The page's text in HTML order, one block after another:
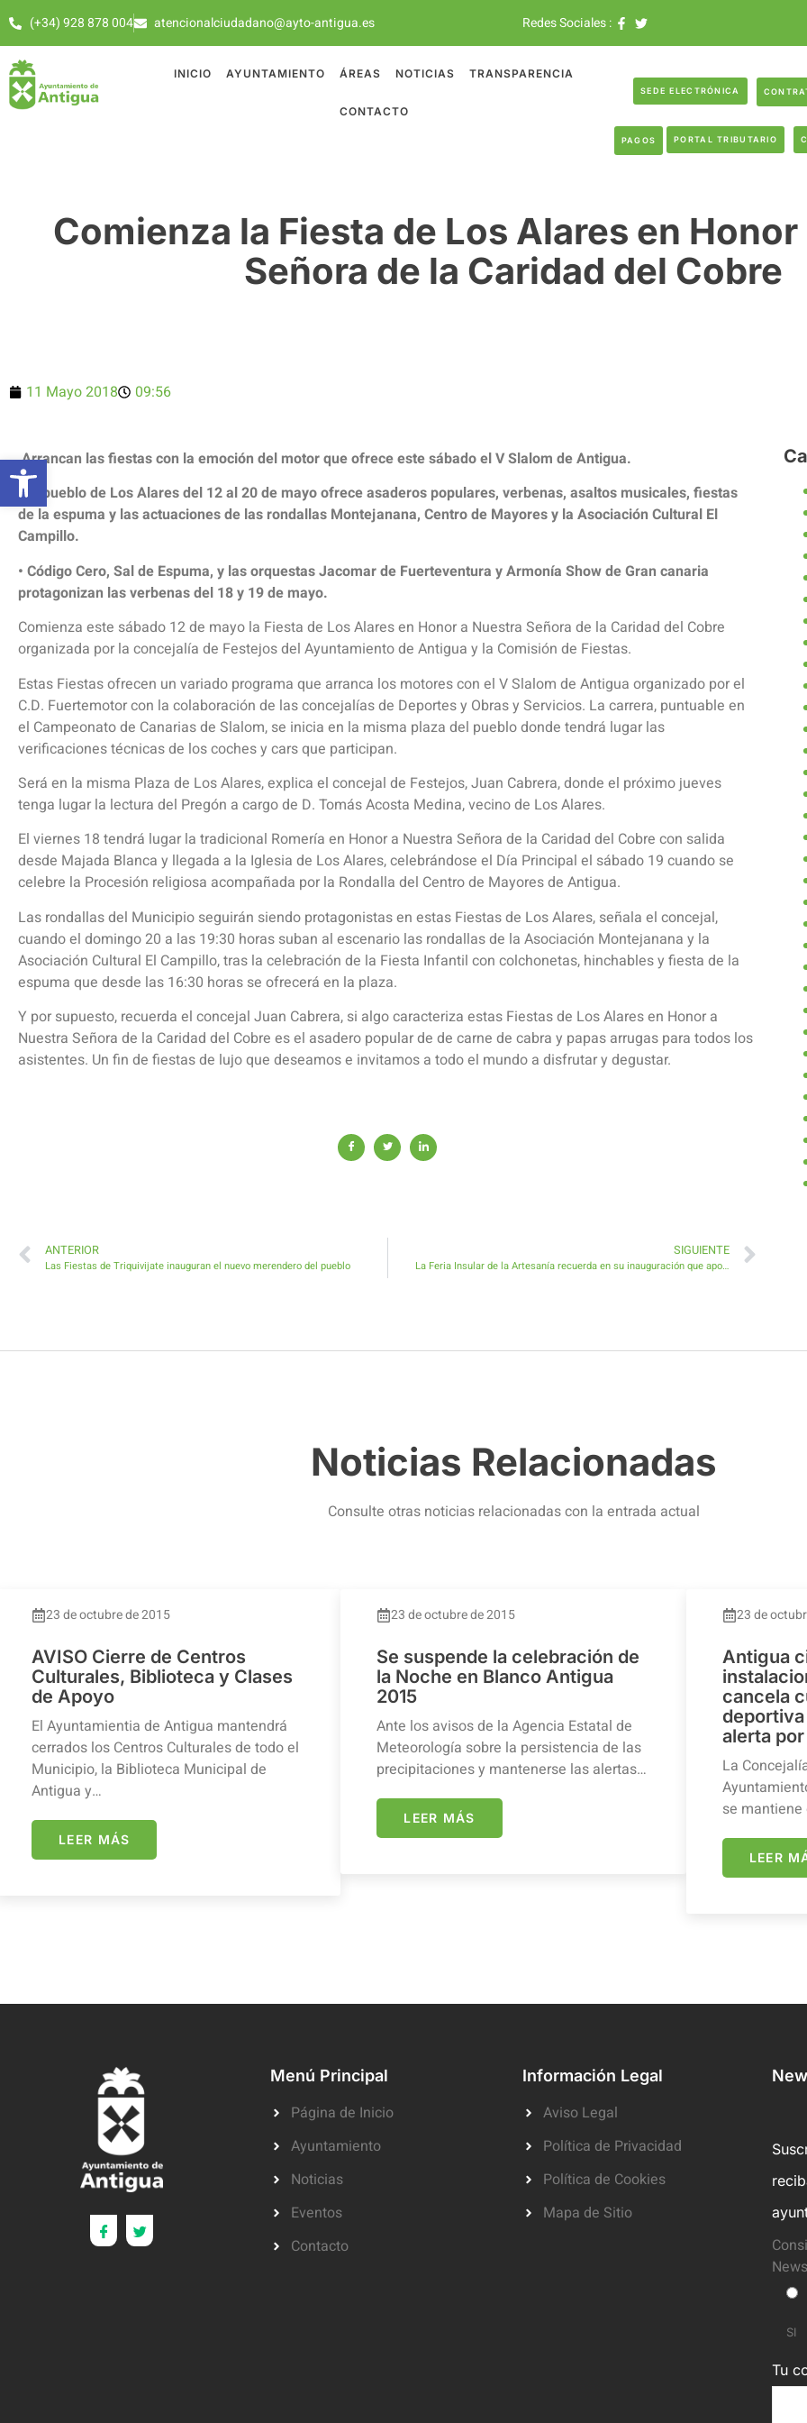
(+34) 928 878 004 atencionalciudadano@ayto-antigua.es Redes Sociales :
INICIO AYUNTAMIENTO ÁREAS NOTICIAS TRANSPARENCIA
CONTACTO
SEDE ELECTRÓNICA
PAGOS PORTAL TRIBUTARIO
Comienza la Fiesta de Los Alares en
Señora de la Caridad del Cobre
11 Mayo 2018 09:56
Arrancan las fiestas con la emoción del motor que ofrece este sábado el V Slalom de Antigua.
• El pueblo de Los Alares del 12 al 20 de mayo ofrece asaderos populares, verbenas, asaltos musicales, fiestas
de la espuma y las actuaciones de las rondallas Montejanana, Centro de Mayores y la Asociación Cultural El
Campillo.
• Código Cero, Sal de Espuma, y las orquestas Jacomar de Fuerteventura y Armonía Show de Gran canaria
protagonizan las verbenas del 18 y 19 de mayo.
Comienza este sábado 12 de mayo la Fiesta de Los Alares en Honor a Nuestra Señora de la Caridad del Cobre
organizada por la concejalía de Festejos del Ayuntamiento de Antigua y la Comisión de Fiestas.
Estas Fiestas ofrecen un variado programa que arranca los motores con el V Slalom de Antigua organizado por el
C.D. Fuertemotor con la colaboración de las concejalías de Deportes y Obras y Servicios. La carrera, puntuable en
el Campeonato de Canarias de Slalom, se inicia en la misma plaza del pueblo donde tendrá lugar las
verificaciones técnicas de los coches y cars que participan.
Será en la misma Plaza de Los Alares, explica el concejal de Festejos, Juan Cabrera, donde el próximo jueves
tenga lugar la lectura del Pregón a cargo de D. Tomás Acosta Medina, vecino de Los Alares.
El viernes 18 tendrá lugar la tradicional Romería en Honor a Nuestra Señora de la Caridad del Cobre con salida
desde Majada Blanca y llegada a la Iglesia de Los Alares, celebrándose el Día Principal el sábado 19 cuando se
celebre la Procesión religiosa acompañada por la Rondalla del Centro de Mayores de Antigua.
Las rondallas del Municipio seguirán siendo protagonistas en estas Fiestas de Los Alares, señala el concejal,
cuando el domingo 20 a las 19:30 horas suban al escenario las rondallas de la Asociación Montejanana y la
Asociación Cultural El Campillo, tras la celebración de la Fiesta Infantil con colchonetas, hinchables y fiesta de la
espuma que desde las 16:30 horas se ofrecerá en la plaza.
Y por supuesto, recuerda el concejal Juan Cabrera, si algo caracteriza estas Fiestas de Los Alares en Honor a
Nuestra Señora de la Caridad del Cobre es el asadero popular de de carne de cabra y papas arrugas para todos los
asistentes. Un fin de fiestas de lujo que deseamos e invitamos a todo el mundo a disfrutar y degustar.
ANTERIOR
Las Fiestas de Triquivijate inauguran el nuevo merendero del pueblo
SIGUIENTE
La Feria Insular de la Artesanía recuerda en su inauguración que apoyar la artesanía es apoyar al artesano
Noticias Relacionadas
Consulte otras noticias relacionadas con la entrada actual
23 de octubre de 2015
AVISO Cierre de Centros
Culturales, Biblioteca y Clases
de Apoyo
El Ayuntamientia de Antigua mantendrá
cerrados los Centros Culturales de todo el
Municipio, la Biblioteca Municipal de
Antigua y…
LEER MÁS
23 de octubre de 2015
Se suspende la celebración de
la Noche en Blanco Antigua
2015
Ante los avisos de la Agencia Estatal de
Meteorología sobre la persistencia de las
precipitaciones y mantenerse las alertas…
LEER MÁS
23 de
Antigua
cancela
alerta
La
se
LEER
Menú Principal
Página de Inicio
Ayuntamiento
Noticias
Eventos
Contacto
Información Legal
Aviso Legal
Política de Privacidad
Política de Cookies
Mapa de Sitio
SI
Tu
Abrir barra de herramientas